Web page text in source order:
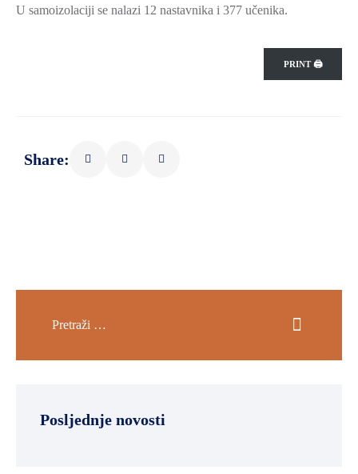
U samoizolaciji se nalazi 12 nastavnika i 377 učenika.
PRINT 🖨
Share:
Posljednje novosti